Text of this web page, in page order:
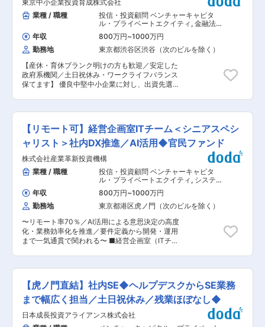
しながら、自ら能動的に投資機会を作り込むこと
も行っております。 ■歓迎条件： ・機関投資
家、金融機関、事業会社などでプライベートエク
イティファンド、ベンチャーキャピタルファンド
に対する投資業務の経験（投資デューデリジェン
ス、契約交渉、投資実行、投資後のモニタリング
など） ・ファンドの組成業務（企画、ストラクチ
ャリング、インセンティブ設計、契約書の作成調
整など）を社内外の関係者（弁護士、会計士など
未公開企業に対する投資経験（バイアウト投資、
ベンチャー投資など）、バックオフィス業務の経
の経営課題解決に取り組むことができる、やりが
いのある仕事です。 内容は、会計・税務の専門的
観点から、資本政策や事業承継をはじめ、経営管
理や上場準備・M&Aなど多岐にわたります。 ・
また、営業推進を主な目的として、中小企業経営
者が集まる場での講演や、税理士など専門家向け
の研修講師を務める機会も多くあります。 ・中小
企業経営の最前線にいらっしゃる経営者の方々と
関わるため、専門知識のアップデートはもちろん
のこと、同業他社の動向にも常に目を配りつつ、
周辺知識の拡充にも日々努めることが大事です。
的に行っています。 ■働き方 ・ライフイベント
を考慮して長期に勤務して頂けます。 ・リモート
勤務は要相談となります。出社している社員が多
いですが、フルリモートをする環境は整っていま
す。 ・時短制度や時差出勤制度の活用事例や、産
休育休の取得実績があるなど働きやすい環境を目
指しています。また女性管理職もおり、性別に関
係なく活躍できる環境です。 ■評価体制 期初に
課題を挙げていただき、それに対する達成度を測
る方式となります。 ■当社の特徴 当社では長期
的な観点での出資を行っており、短期的な利益を
追求せず 【出資先企業のためになるか】の観点で
中小企業の育成に関与頂けます。 顧客は主に将来
式等の引き受けを通じて長期的かつ安定的な株主
となって企業経営を支援する「投資事業」と、投
者育成、資本政策の検討、給与体系の見直し、海
外進出・MA支援、などあらゆる課題に対してソ
リューションを提供している「育成事業」の2事
業を手掛けています。
東京中小企業投資育成株式会社
業種 / 職種
投信・投資顧問 ベンチャーキャピタ
ル・プライベートエクイティ , 金融法人
営業 戦略・経営コンサルタント
年収 800万円~1000万円
勤務地
東京都渋谷区渋谷（次のビルを除く）
【産休・育休ブランク明けの方も歓迎／安定した
政府系機関／土日祝休み・ワークライフバランス
保てます】 優良中堅中小企業に対し、出資先選定
堅企業を探し、資本政策の相談にのり出資条件を
まとめ、企業審査を行い、出資手続きまで行う出
資業務。 年間100社程度を経営者に訪問し、2〜3
社に対して新規出資をします。出資に至るまで、
同じ企業に何度も訪問し、社長や後継者との関係
を構築し資本政策の相談にのります。企業審査で
は、当該企業の顧客や取引金融機関にもヒアリン
グをし、当該企業が10、20年後、どのようにな
るのかを検討した上で出資します。 （2）出資先
企業の経営相談相手になり、10、20年という長
期間にわたり成長支援を行う育成業務。 一人当た
り25〜40社程度の出資先を担当し、経営状況の
把握、個別企業に応じた支援を行います。企業毎
に抱える悩みは様々で、新規事業やＭ＆Ａ、後継
者等に関する相談を受けることもあります。 ■投
資先イメージ：売上高50億円/経常利益3億円/業
9:00メールチェック 11:00企業訪問 13:00ランチ
15:00企業訪問 17:00帰社＆事務処理 退社 ■当社
の特徴： ・性別を問わず社員が活躍できる環境作
りを行っております。時短・産休育休制度の完備
はもちろん、転勤なし・在宅勤務制度などもあ
【リモート可】経営企画室ITチーム＜シニアスペシ
ャリスト＞社内DX推進／AI活用◆官民ファンド
株式会社産業革新投資機構
業種 / 職種
投信・投資顧問 ベンチャーキャピタ
ル・プライベートエクイティ , システム
開発・運用（アプリ担当） IT戦略・シ
ステム企画担当
年収 800万円~1000万円
勤務地
東京都港区虎ノ門（次のビルを除く）
〜リモート率70％／AI活用による意思決定の高度
化・業務効率化を推進／要件定義から開発・運用
まで一気通貫で関われる〜 ■経営企画室（ITチー
テムからITインフラ、ヘルプデスク、サイバーセ
キュリティなど幅広い分野を、少数精鋭のメンバ
ーでサポートしています。特にJICグループでは
直近、AI活用による経営の意思決定の迅速化・高
付加価値化や業務の高度化・効率化を目指してお
り、ITチームは生成AI（Azure AI / Copilot）を活
【虎ノ門直結】社内SE◆ヘルプデスクからSE業務
まで幅広く担当／土日祝休み／残業ほぼなし◆
日本成長投資アライアンス株式会社